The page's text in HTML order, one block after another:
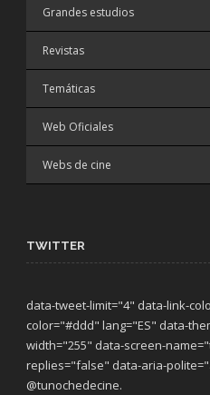
Grandes estudios
Revistas
Temáticas
Web Oficiales
Webs de cine
TWITTER
data-tweet-limit="4" data-link-
color="#ddd" lang="ES" data-
width="255" data-screen-
replies="false" data-aria-
@tunochedecine.